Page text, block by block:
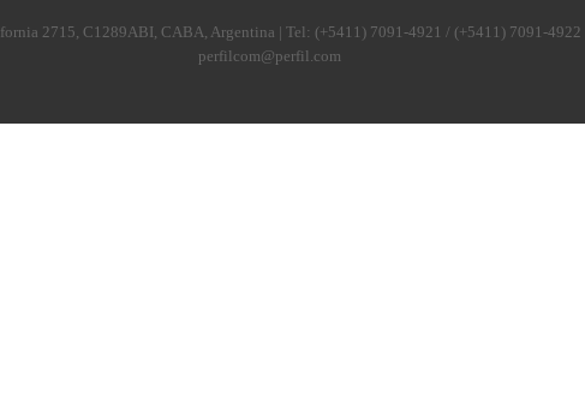
2715, C1289ABI, CABA, Argentina | Tel: (+5411) 7091-4921 / (+5411) 7091-4922
perfilcom@perfil.com